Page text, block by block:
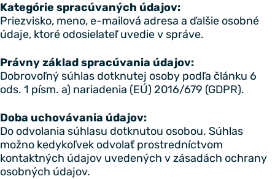
Kategórie spracúvaných údajov:
Priezvisko, meno, e-mailová adresa a ďalšie osobné
údaje, ktoré odosielateľ uvedie v správe.
Právny základ spracúvania údajov:
Dobrovoľný súhlas dotknutej osoby podľa článku 6
ods. 1 písm. a) nariadenia (EÚ) 2016/679 (GDPR).
Doba uchovávania údajov:
Do odvolania súhlasu dotknutou osobou. Súhlas
možno kedykoľvek odvolať prostredníctvom
kontaktných údajov uvedených v zásadách ochrany
osobných údajov.